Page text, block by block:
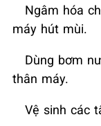
Ngâm hóa
máy hút mùi.
Dùng bơm
thân máy.
Vệ sinh các